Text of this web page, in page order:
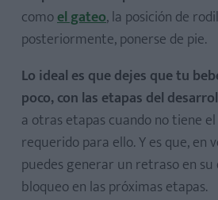
comoel gateo, la posición de
posteriormente, ponerse de pie.
Lo ideal es que dejes que tu
poco, con las etapas del
a otras etapas cuando no tiene
requerido para ello. Y es que, en
puedes generar un retraso en
bloqueo en las próximas etapas.